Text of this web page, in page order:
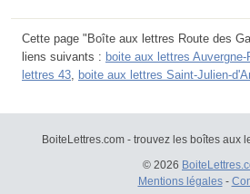
Cette page "Boîte aux lettres Route des
liens suivants : boite aux lettres Auvergne-
lettres 43 boite aux lettres Saint-Julien-
BoiteLettres.com - trouvez les boîtes aux
© 2026
Mentions légales-